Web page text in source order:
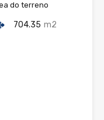
do terreno
704.35 m2